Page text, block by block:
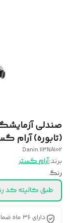
صندلی
(تابوره) آرام
Danin 113NA102
برند:آرام گستر
رنگ
طبق کالیته کد
دارای